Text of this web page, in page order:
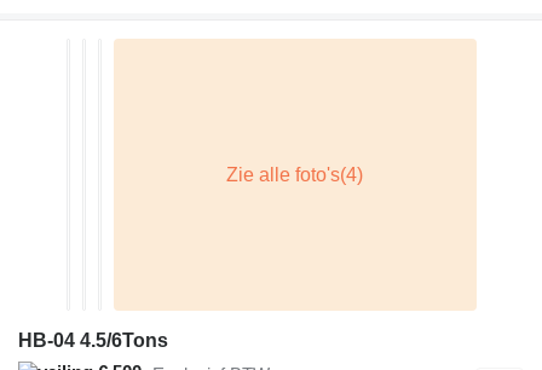
HB-04 4.5/6Tons